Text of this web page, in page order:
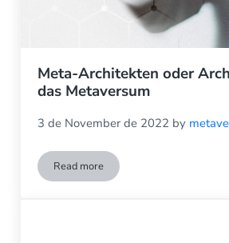
Meta-Architekten oder
das Metaversum
3 de November de 2022 by
Read moreMeta-Architekten oder